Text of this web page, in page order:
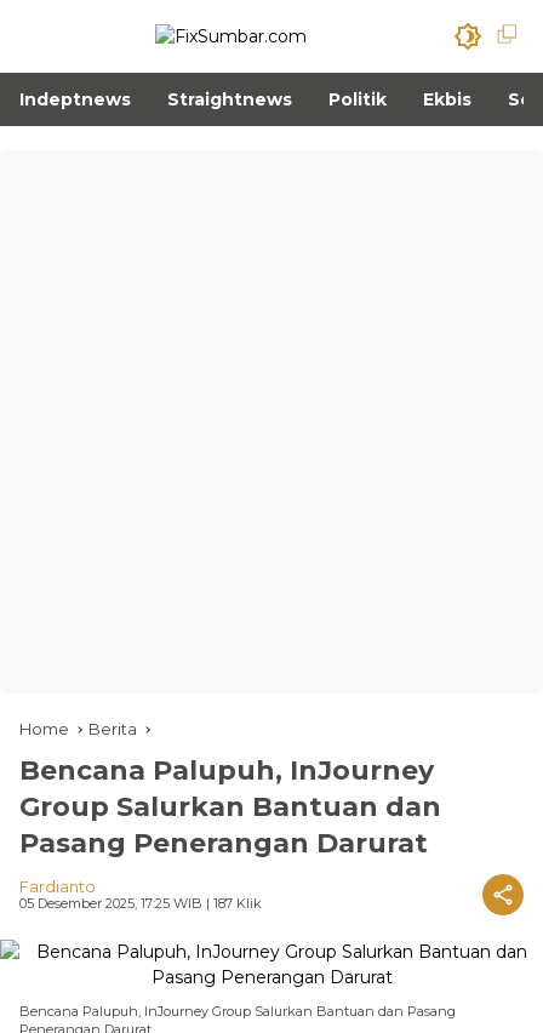
Indeptnews Straightnews Politik Ekbis
Home Berita
Bencana Palupuh, InJourney
Group Salurkan Bantuan dan
Pasang Penerangan Darurat
Fardianto
05 Desember 2025, 17:25 WIB | 187 Klik
Bencana Palupuh, InJourney Group Salurkan Bantuan dan Pasang
Penerangan Darurat